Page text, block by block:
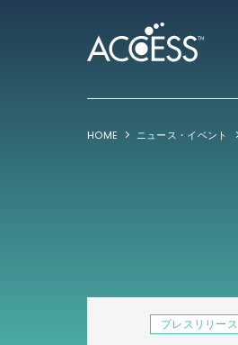
HOME ニュース・イベント
プレスリリース